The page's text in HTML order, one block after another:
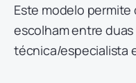
Este modelo
escolham entre
técnica/especialista